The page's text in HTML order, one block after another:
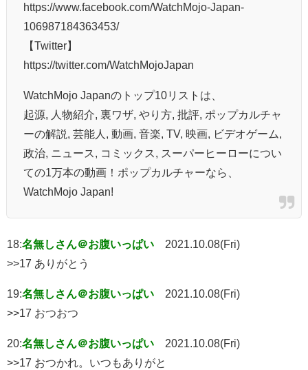
https://www.facebook.com/WatchMojo-Japan-
106987184363453/
【Twitter】
https://twitter.com/WatchMojoJapan
WatchMojo Japanのトップ10リストは、
起源, 人物紹介, 裏ワザ, やり方, 批評, ポップカルチャ
ーの解説, 芸能人, 動画, 音楽, TV, 映画, ビデオゲーム,
政治, ニュース, コミックス, スーパーヒーローについ
ての1万本の動画！ポップカルチャーなら、
WatchMojo Japan!
18:名無しさん＠お腹いっぱい
2021.10.08(Fri)
>>17 ありがとう
19:名無しさん＠お腹いっぱい
2021.10.08(Fri)
>>17 おつおつ
20:名無しさん＠お腹いっぱい
2021.10.08(Fri)
>>17 おつかれ。いつもありがと